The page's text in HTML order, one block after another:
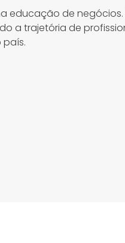
educação de negócios.
a trajetória de